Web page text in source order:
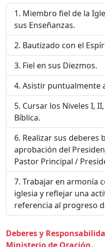
Miembro fiel de la
sus Enseñanzas.
Bautizado con el
Fiel en sus Diezmos.
Asistir puntualmente
Cursar los Niveles I,
Bíblica.
Realizar sus deberes
aprobación del
Pastor Principal /
Trabajar en armonía
iglesia y reflejar una
referencia al progreso
Deberes y
Ministerio de Oración.